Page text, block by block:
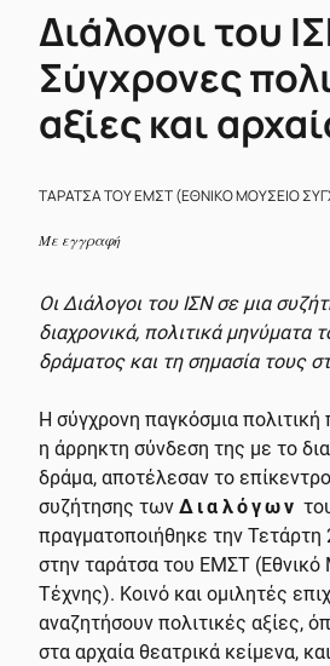
Διάλογοι του
Σύγχρονες
αξίες και
ΤΑΡΑΤΣΑ ΤΟΥ ΕΜΣΤ (ΕΘΝΙΚΟ ΜΟΥΣΕΙΟ
Με εγγραφή
Οι Διάλογοι του ΙΣΝ σε μια
διαχρονικά, πολιτικά μηνύματα
δράματος και τη σημασία τους
Η σύγχρονη παγκόσμια πολιτική
η άρρηκτη σύνδεση της με το
δράμα, αποτέλεσαν το
συζήτησης των Διαλόγων
πραγματοποιήθηκε την Τετάρτη
στην ταράτσα του ΕΜΣΤ (Εθνικό
Τέχνης). Κοινό και ομιλητές
αναζητήσουν πολιτικές αξίες,
στα αρχαία θεατρικά κείμενα,